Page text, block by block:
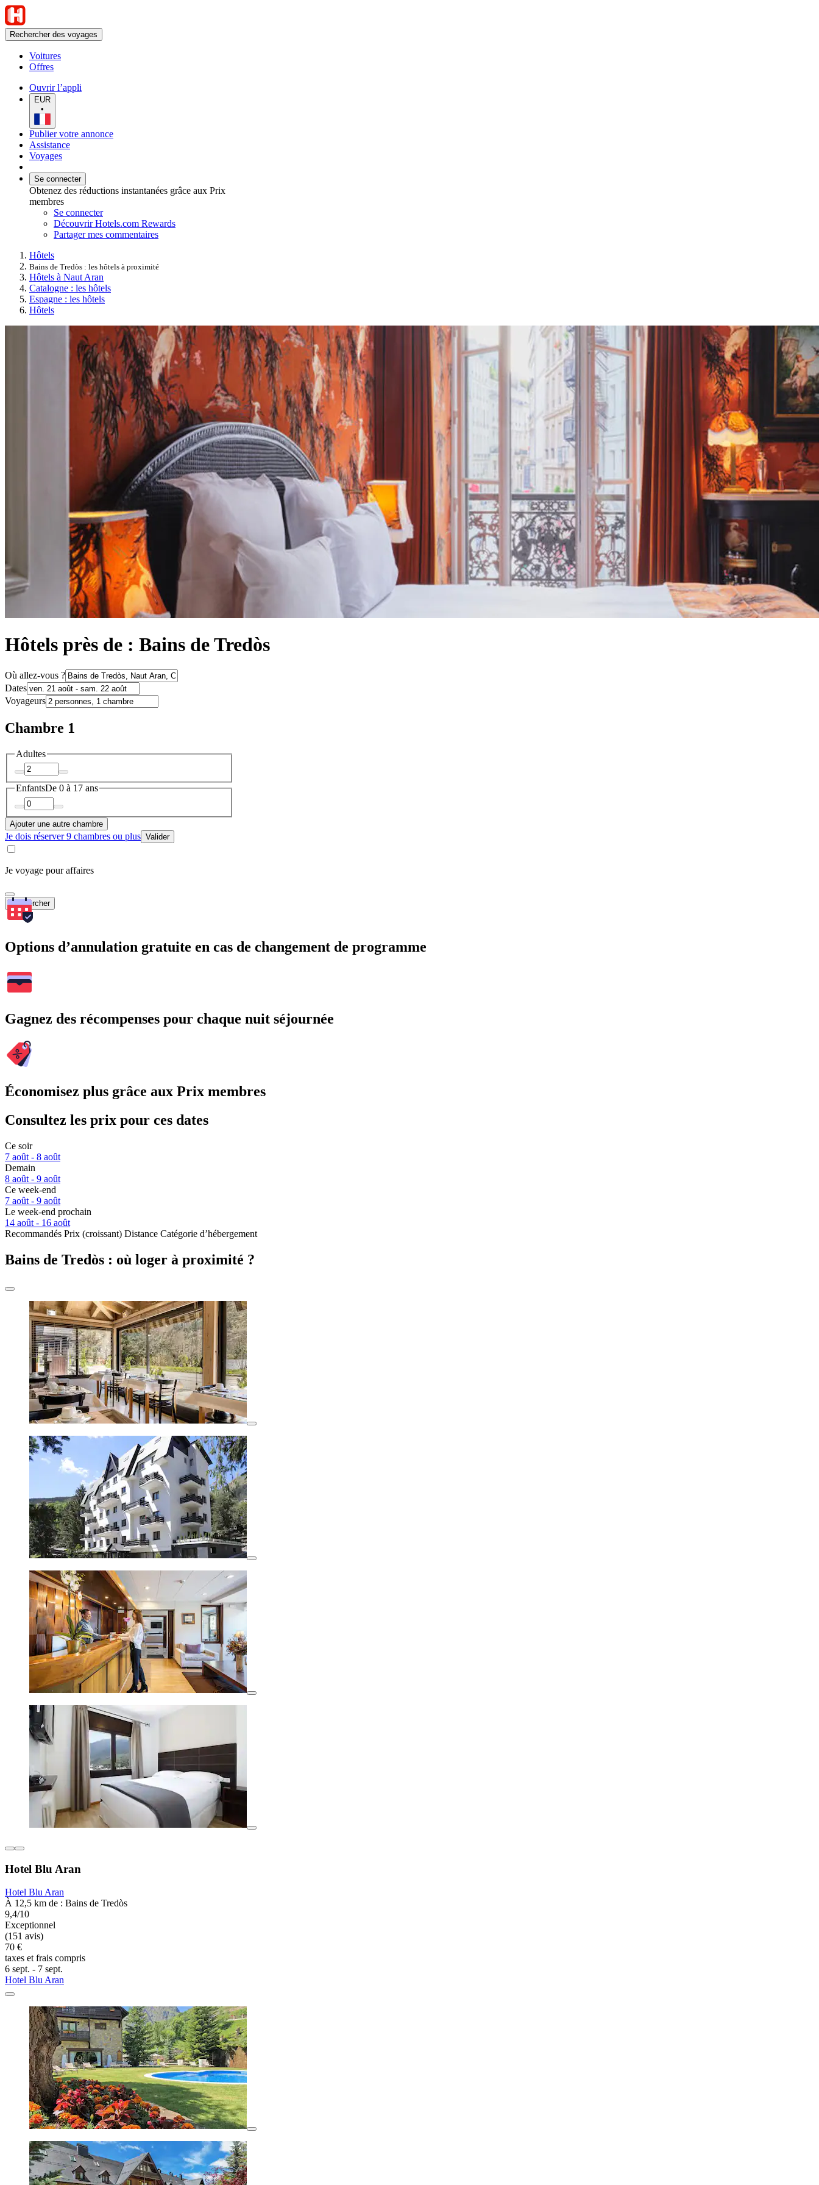
Rechercher des voyages
Voitures
Offres
Ouvrir l’appli
EUR
•
Publier votre annonce
Assistance
Voyages
Se connecter
Obtenez des réductions instantanées grâce aux Prix
membres
Se connecter
Découvrir Hotels.com Rewards
Partager mes commentaires
Hôtels
Bains de Tredòs : les hôtels à proximité
Hôtels à Naut Aran
Catalogne : les hôtels
Espagne : les hôtels
Hôtels
Hôtels près de : Bains de Tredòs
Où allez-vous ?
Dates
Voyageurs
Chambre 1
Adultes
EnfantsDe 0 à 17 ans
Ajouter une autre chambre
Je dois réserver 9 chambres ou plus Valider
Je voyage pour affaires
Rechercher
Options d’annulation gratuite en cas de changement de programme
Gagnez des récompenses pour chaque nuit séjournée
Économisez plus grâce aux Prix membres
Consultez les prix pour ces dates
Ce soir
7 août - 8 août
Demain
8 août - 9 août
Ce week-end
7 août - 9 août
Le week-end prochain
14 août - 16 août
Recommandés Prix (croissant) Distance Catégorie d’hébergement
Bains de Tredòs : où loger à proximité ?
Hotel Blu Aran
Hotel Blu Aran
À 12,5 km de : Bains de Tredòs
9,4/10
Exceptionnel
(151 avis)
70 €
taxes et frais compris
6 sept. - 7 sept.
Hotel Blu Aran